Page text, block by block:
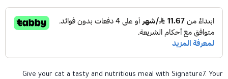
Give your cat a tasty and nutritious meal with Signature7. Your